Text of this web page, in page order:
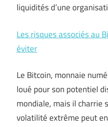
liquidités d’une
Les risques associés au
éviter
Le Bitcoin, monnaie
loué pour son potentiel
mondiale, mais il charrie
volatilité extrême peut